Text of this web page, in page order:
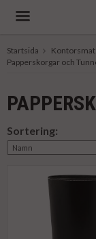
Startsida
Papperskorgar och
Sortering: